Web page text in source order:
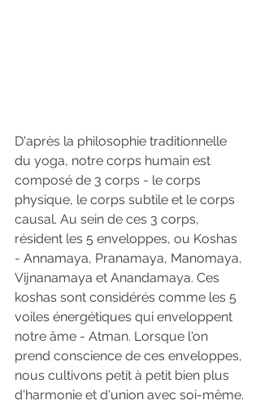
D'après la philosophie traditionnelle
du yoga, notre corps humain est
composé de 3 corps - le corps
physique, le corps subtile et le corps
causal. Au sein de ces 3 corps,
résident les 5 enveloppes, ou Koshas
- Annamaya, Pranamaya, Manomaya,
Vijnanamaya et Anandamaya. Ces
koshas sont considérés comme les 5
voiles énergétiques qui enveloppent
notre âme - Atman. Lorsque l'on
prend conscience de ces enveloppes,
nous cultivons petit à petit bien plus
d'harmonie et d'union avec soi-même.